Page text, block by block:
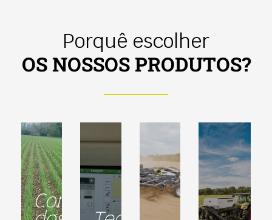
Porquê escolher
OS NOSSOS PRODUTOS?
Conservação